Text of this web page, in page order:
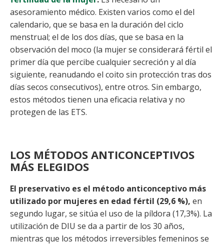
asesoramiento médico. Existen varios como el del
calendario, que se basa en la duración del ciclo
menstrual; el de los dos días, que se basa en la
observación del moco (la mujer se considerará fértil el
primer día que percibe cualquier secreción y al día
siguiente, reanudando el coito sin protección tras dos
días secos consecutivos), entre otros. Sin embargo,
estos métodos tienen una eficacia relativa y no
protegen de las ETS.
LOS MÉTODOS ANTICONCEPTIVOS
MÁS ELEGIDOS
El preservativo es el método anticonceptivo más
utilizado por mujeres en edad fértil (29,6 %), en
segundo lugar, se sitúa el uso de la píldora (17,3%). La
utilización de DIU se da a partir de los 30 años,
mientras que los métodos irreversibles femeninos se